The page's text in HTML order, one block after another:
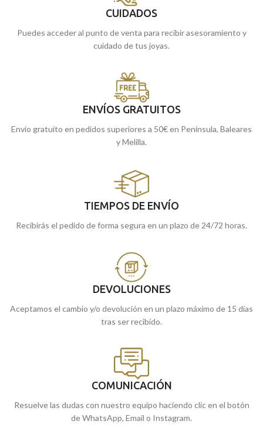
CUIDADOS
Puedes acceder al punto de venta para recibir asesoramiento y
cuidado de tus joyas.
ENVÍOS GRATUITOS
Envío gratuito en pedidos superiores a 50€ en Península, Baleares
y Melilla.
TIEMPOS DE ENVÍO
Recibirás el pedido de forma segura en un plazo de 24/72 horas.
DEVOLUCIONES
Aceptamos el cambio y/o devolución en un plazo máximo de 15 días
tras ser recibido.
COMUNICACIÓN
Resuelve las dudas con nuestro equipo haciendo clic en el botón
de WhatsApp, Email o Instagram.